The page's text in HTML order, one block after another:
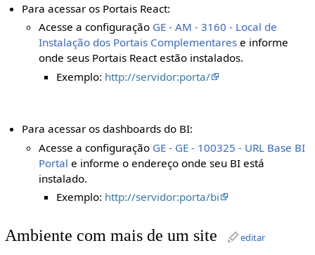
Para acessar os Portais React:
Acesse a configuração GE - AM - 3160 - Local de
Instalação dos Portais Complementares e informe
onde seus Portais React estão instalados.
Exemplo: http://servidor:porta/
Para acessar os dashboards do BI:
Acesse a configuração GE - GE - 100325 - URL Base BI
Portal e informe o endereço onde seu BI está
instalado.
Exemplo: http://servidor:porta/bi
Ambiente com mais de um site editar